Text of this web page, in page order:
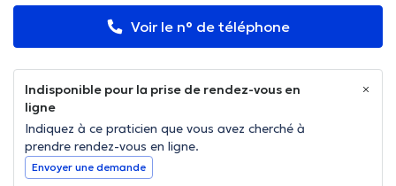
Voir le n° de téléphone
Indisponible pour la prise de rendez-vous en
ligne
Indiquez à ce praticien que vous avez cherché à
prendre rendez-vous en ligne.
Envoyer une demande